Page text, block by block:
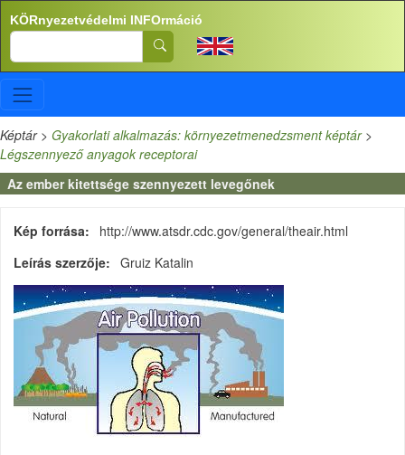
Ugrás a tartalomra
KÖRnyezetvédelmi INFOrmáció
Search
Képtár> Gyakorlati alkalmazás: környezetmenedzsment képtár>
Légszennyező anyagok receptorai
Az ember kitettsége szennyezett levegőnek
Kép forrása
http://www.atsdr.cdc.gov/general/theair.html
Leírás szerzője
Gruiz Katalin